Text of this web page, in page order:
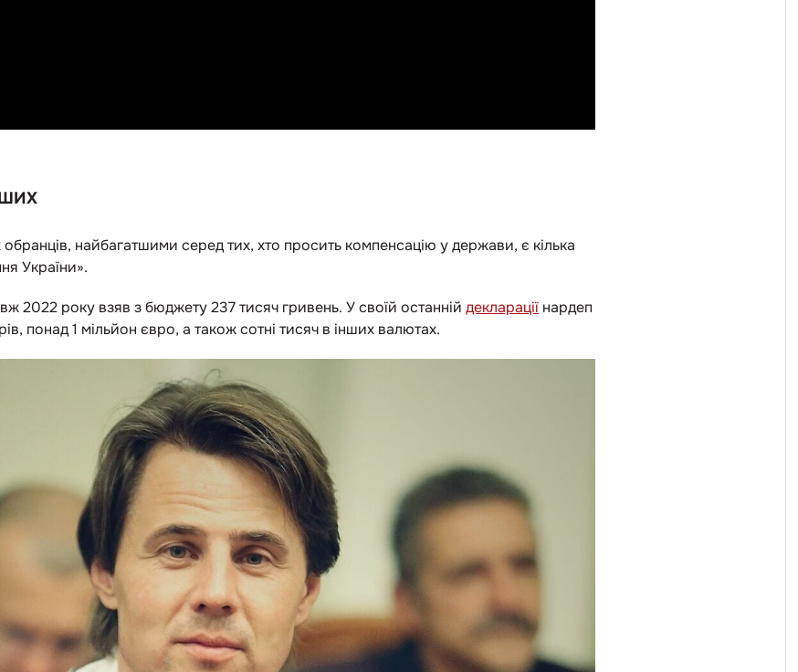
найбагатшими серед тих, хто просить компенсацію у держави, є кілька
України».
2022 року взяв з бюджету 237 тисяч гривень. У своїй останній декларації нардеп
понад 1 мільйон євро, а також сотні тисяч в інших валютах.